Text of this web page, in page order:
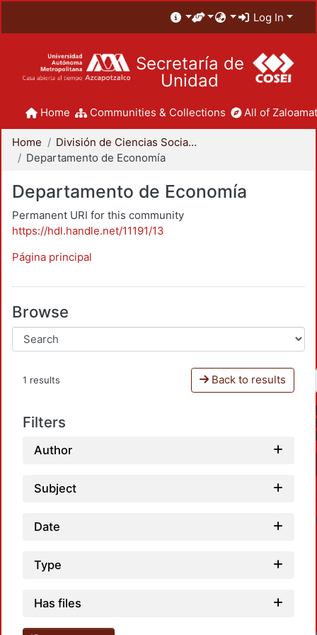
Log In
Secretaría de
Unidad
Home Communities & Collections All of
Home
División de Ciencias Sociales y Humanidades
Departamento de Economía
Departamento de Economía
Permanent URI for this community
https://hdl.handle.net/11191/13
Página principal
Browse
1 results Back to results
Filters
Author
Subject
Date
Type
Has files